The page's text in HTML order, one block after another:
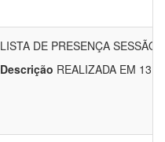
LISTA DE PRESENÇA SESSÃO
Descrição REALIZADA EM 13